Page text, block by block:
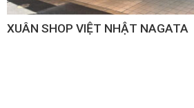
XUÂN SHOP VIỆT NHẬT NAGATA